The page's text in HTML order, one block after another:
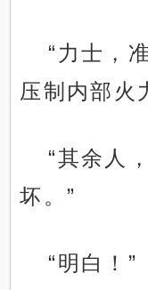
“力士，
压制内部火
“其余人
坏。”
“明白！”